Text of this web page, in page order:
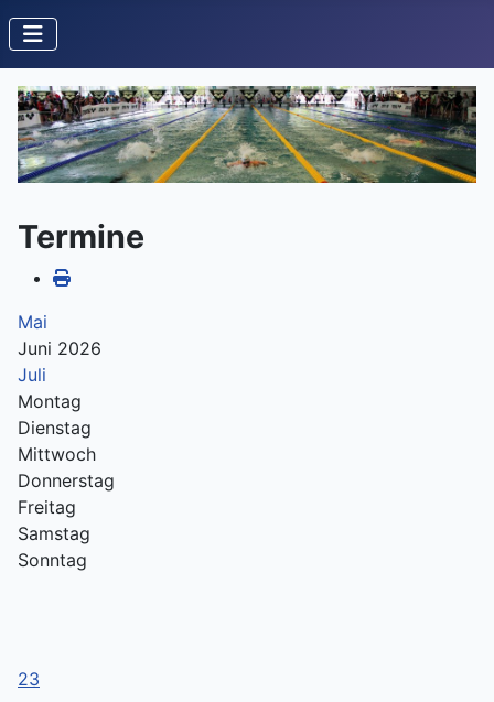
Termine
Mai
Juni 2026
Juli
Montag
Dienstag
Mittwoch
Donnerstag
Freitag
Samstag
Sonntag
23